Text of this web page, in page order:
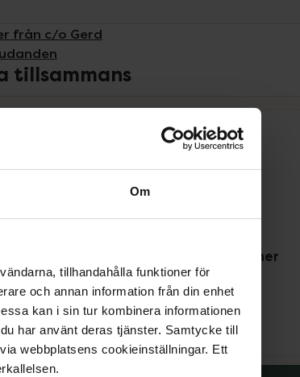
Om
tillhandahålla funktioner för
och annan information från din enhet
kan i sin tur kombinera informationen
har använt deras tjänster. Samtycke till
webbplatsens cookieinställningar. Ett
från c/o Gerd
tillsammans
30 ml
online
kr
Volume Conditioner
Balsam, 200 ml
Pris online
161 kr
för: